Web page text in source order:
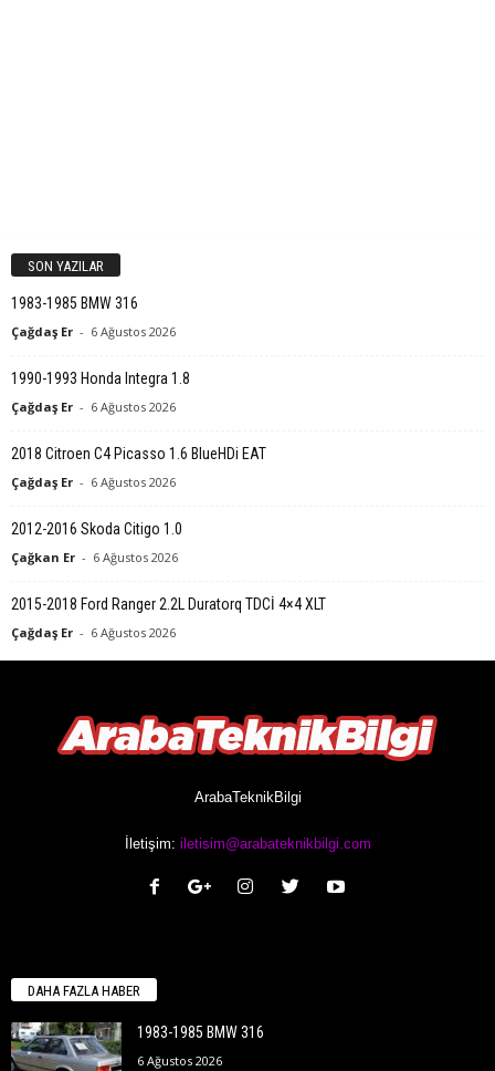
SON YAZILAR
1983-1985 BMW 316
Çağdaş Er - 6 Ağustos 2026
1990-1993 Honda Integra 1.8
Çağdaş Er - 6 Ağustos 2026
2018 Citroen C4 Picasso 1.6 BlueHDi EAT
Çağdaş Er - 6 Ağustos 2026
2012-2016 Skoda Citigo 1.0
Çağkan Er - 6 Ağustos 2026
2015-2018 Ford Ranger 2.2L Duratorq TDCİ 4×4 XLT
Çağdaş Er - 6 Ağustos 2026
ArabaTeknikBilgi
İletişim: iletisim@arabateknikbilgi.com
DAHA FAZLA HABER
1983-1985 BMW 316
6 Ağustos 2026